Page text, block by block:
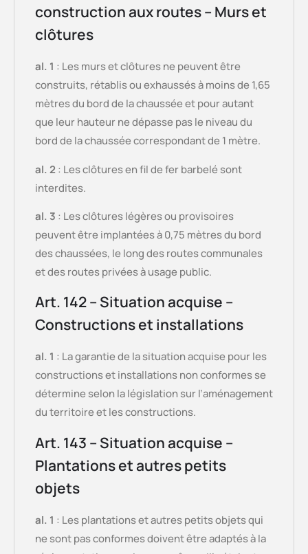
construction aux routes – Murs et
clôtures
al. 1 : Les murs et clôtures ne peuvent être
construits, rétablis ou exhaussés à moins de 1,65
mètres du bord de la chaussée et pour autant
que leur hauteur ne dépasse pas le niveau du
bord de la chaussée correspondant de 1 mètre.
al. 2 : Les clôtures en fil de fer barbelé sont
interdites.
al. 3 : Les clôtures légères ou provisoires
peuvent être implantées à 0,75 mètres du bord
des chaussées, le long des routes communales
et des routes privées à usage public.
Art. 142 – Situation acquise –
Constructions et installations
al. 1 : La garantie de la situation acquise pour les
constructions et installations non conformes se
détermine selon la législation sur l’aménagement
du territoire et les constructions.
Art. 143 – Situation acquise –
Plantations et autres petits
objets
al. 1 : Les plantations et autres petits objets qui
ne sont pas conformes doivent être adaptés à la